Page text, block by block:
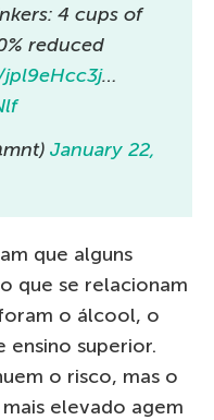
4 cups of
reduced
…
January 22,
que alguns
que se relacionam
o álcool, o
ensino superior.
o risco, mas o
elevado agem